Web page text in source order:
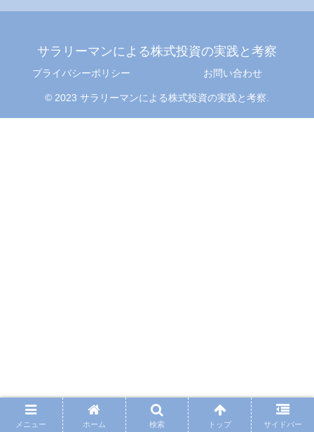
サラリーマンによる株式投資の実践と考察
プライバシーポリシー お問い合わせ
© 2023 サラリーマンによる株式投資の実践と考察.
メニュー ホーム 検索 トップ サイドバー